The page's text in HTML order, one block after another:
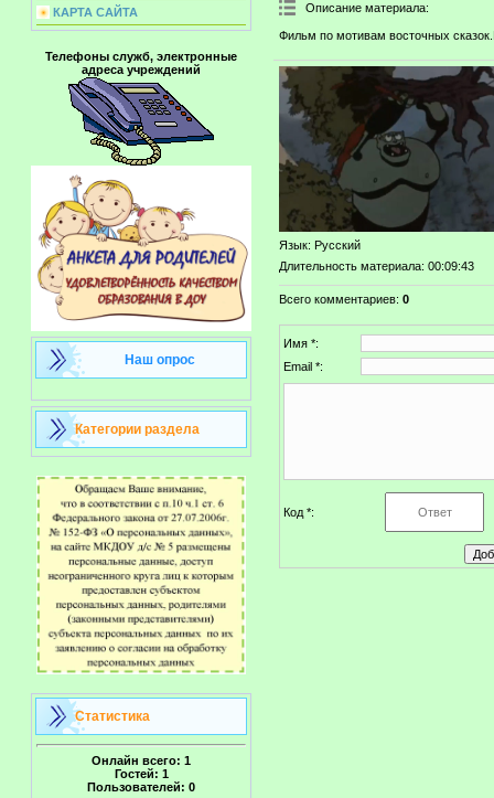
КАРТА САЙТА
Телефоны служб, электронные
адреса учреждений
Наш опрос
Категории раздела
Статистика
Онлайн всего: 1
Гостей: 1
Пользователей: 0
Описание материала:
Фильм по мотивам восточных
Язык: Русский
Длительность материала: 00:09:43
Всего комментариев: 0
Имя *:
Email *:
Код *: